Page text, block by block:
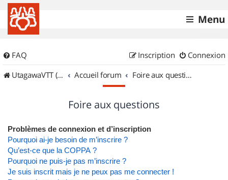
Menu
FAQ Connexion
Inscription
UtagawaVTT (Randos VTT et VTTAE avec traces GPS)
Accueil forum Foire aux questions
Foire aux questions
Problèmes de connexion et d’inscription
Pourquoi ai-je besoin de m’inscrire ?
Qu’est-ce que la COPPA ?
Pourquoi ne puis-je pas m’inscrire ?
Je suis inscrit mais je ne peux pas me connecter !